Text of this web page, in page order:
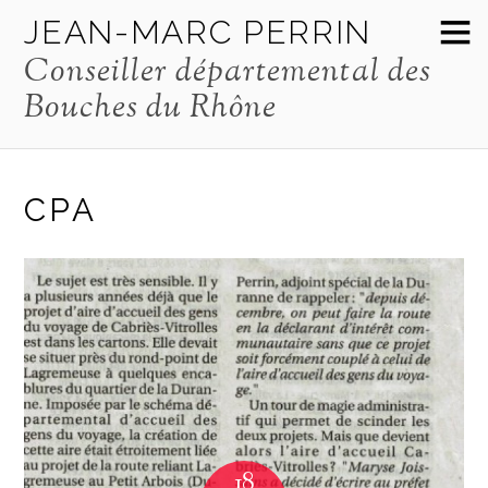
JEAN-MARC PERRIN
Conseiller départemental des
Bouches du Rhône
CPA